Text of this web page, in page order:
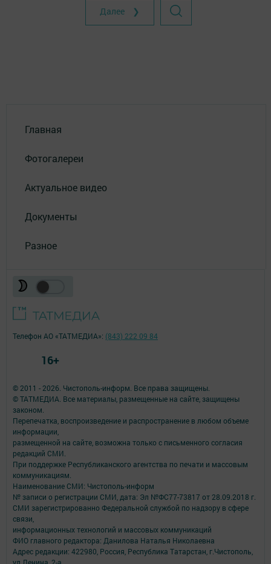
Далее ❯
Главная
Фотогалереи
Актуальное видео
Документы
Разное
© 2011 - 2026. Чистополь-информ. Все права защищены.
© ТАТМЕДИА. Все материалы, размещенные на сайте, защищены
законом.
Перепечатка, воспроизведение и распространение в любом объеме
информации,
размещенной на сайте, возможна только с письменного согласия
редакций СМИ.
При поддержке Республиканского агентства по печати и массовым
коммуникациям.
Наименование СМИ: Чистополь-информ
№ записи о регистрации СМИ, дата: Эл №ФС77-73817 от 28.09.2018 г.
СМИ зарегистрированно Федеральной службой по надзору в сфере
связи,
информационных технологий и массовых коммуникаций
ФИО главного редактора: Данилова Наталья Николаевна
Адрес редакции: 422980, Россия, Республика Татарстан, г.Чистополь,
Телефон АО «ТАТМЕДИА»: (843) 222 09 84
16+